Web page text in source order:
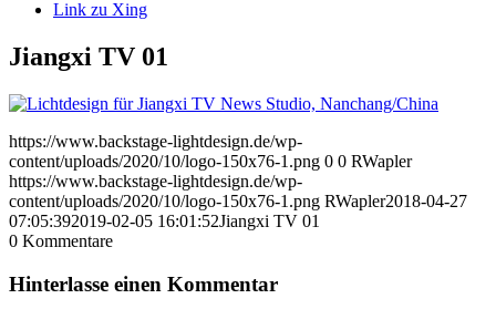
Link zu Xing
Jiangxi TV 01
https://www.backstage-lightdesign.de/wp-
content/uploads/2020/10/logo-150x76-1.png 0 0 RWapler
https://www.backstage-lightdesign.de/wp-
content/uploads/2020/10/logo-150x76-1.png RWapler2018-04-27
07:05:392019-02-05 16:01:52Jiangxi TV 01
0 Kommentare
Hinterlasse einen Kommentar